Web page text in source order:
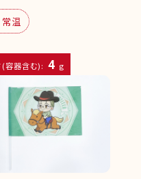
常温
(容器含む): 4 g